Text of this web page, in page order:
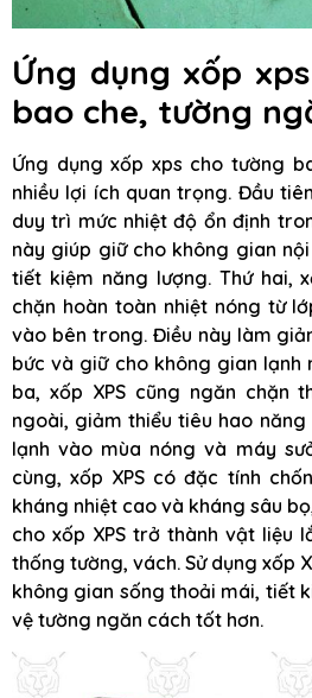
Ứng dụng xốp
bao che, tường
Ứng dụng xốp xps cho tường
nhiều lợi ích quan trọng. Đầu
duy trì mức nhiệt độ ổn định
này giúp giữ cho không gian
tiết kiệm năng lượng. Thứ hai,
chặn hoàn toàn nhiệt nóng từ
vào bên trong. Điều này làm
bức và giữ cho không gian lạnh
ba, xốp XPS cũng ngăn chặn
ngoài, giảm thiểu tiêu hao
lạnh vào mùa nóng và máy
cùng, xốp XPS có đặc tính
kháng nhiệt cao và kháng sâu
cho xốp XPS trở thành vật liệu
thống tường, vách. Sử dụng xốp
không gian sống thoải mái, tiết
vệ tường ngăn cách tốt hơn.